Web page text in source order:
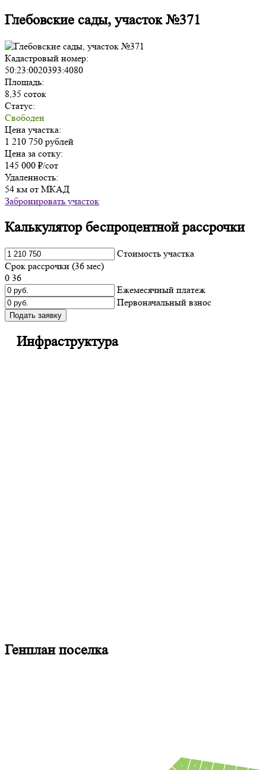
Глебовские сады, участок №371
Кадастровый номер:
50:23:0020393:4080
Площадь:
8,35 соток
Статус:
Свободен
Цена участка:
1 210 750 рублей
Цена за сотку:
145 000 ₽/сот
Удаленность:
54 км от МКАД
Забронировать участок
Калькулятор беспроцентной рассрочки
Cтоимость участка
Срок рассрочки (36 мес)
0 36
Ежемесячный платеж
Первоначальный взнос
Подать заявку
Инфраструктура
Генплан поселка
5
6
7